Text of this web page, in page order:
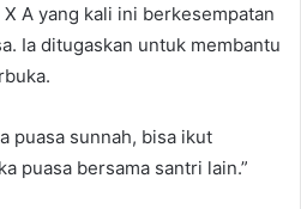
A yang kali ini berkesempatan
Ia ditugaskan untuk membantu
puasa sunnah, bisa ikut
puasa bersama santri lain.”